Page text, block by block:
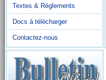
Textes & Réglements
Docs à télécharger
Contactez-nous